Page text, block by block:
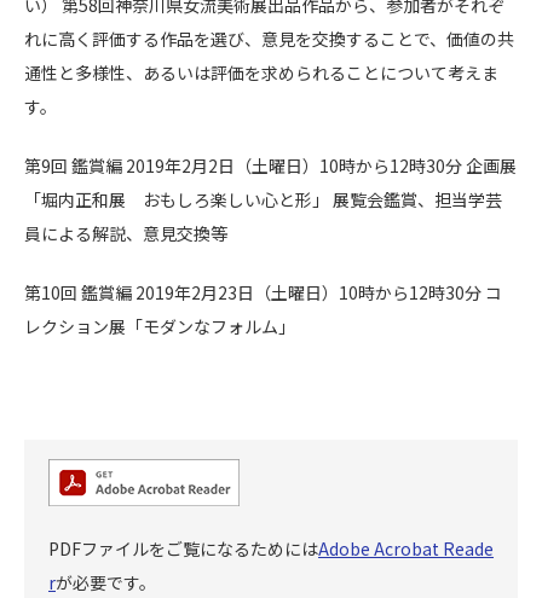
れに高く評価する作品を選び、意見を交換することで、価値の共
通性と多様性、あるいは評価を求められることについて考えま
す。
第9回 鑑賞編 2019年2月2日（土曜日）10時から12時30分 企画展
「堀内正和展 おもしろ楽しい心と形」 展覧会鑑賞、担当学芸
員による解説、意見交換等
第10回 鑑賞編 2019年2月23日（土曜日）10時から12時30分 コ
レクション展「モダンなフォルム」
PDFファイルをご覧になるためにはAdobe Acrobat Reade
rが必要です。